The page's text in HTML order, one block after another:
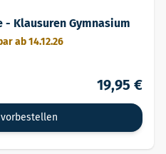
Klausuren Gymnasium
ab 14.12.26
19,95 €
vorbestellen